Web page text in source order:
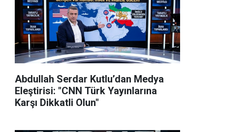
Abdullah Serdar Kutlu’dan Medya
Eleştirisi: "CNN Türk Yayınlarına
Karşı Dikkatli Olun"